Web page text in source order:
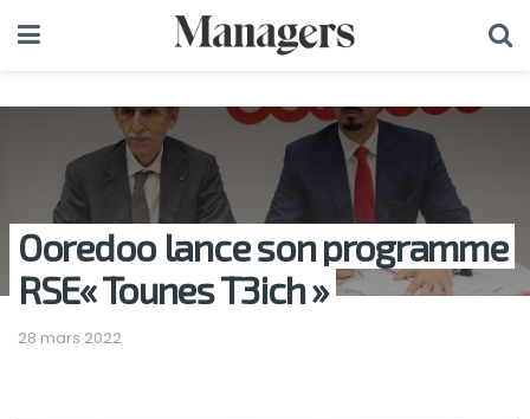
Ooredoo lance son programme
RSE« Tounes T3ich »
28 mars 2022